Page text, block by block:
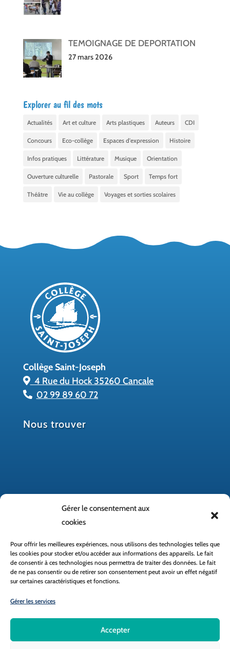
Gérer le consentement aux
cookies
Pour offrir les meilleures expériences, nous utilisons des technologies telles que
les cookies pour stocker et/ou accéder aux informations des appareils. Le fait
de consentir à ces technologies nous permettra de traiter des données. Le fait
de ne pas consentir ou de retirer son consentement peut avoir un effet négatif
sur certaines caractéristiques et fonctions.
Gérer les services
Accepter
TEMOIGNAGE DE DEPORTATION
27 mars 2026
Explorer au fil des mots
Actualités Art et culture Arts plastiques Auteurs CDI
Concours Eco-collège Espaces d'expression Histoire
Infos pratiques Littérature Musique Orientation
Ouverture culturelle Pastorale Sport Temps fort
Théâtre Vie au collège Voyages et sorties scolaires
Collège Saint-Joseph
4 Rue du Hock 35260 Cancale
02 99 89 60 72
Nous trouver
Accès rapide
École directe
Réseau MAT